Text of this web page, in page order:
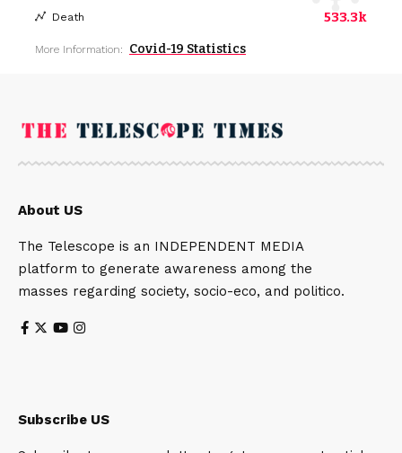
Death 533.3k
More Information: Covid-19 Statistics
About US
The Telescope is an INDEPENDENT MEDIA
platform to generate awareness among the
masses regarding society, socio-eco, and politico.
Subscribe US